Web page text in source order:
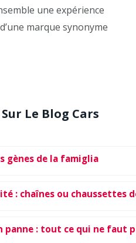
une expérience
marque synonyme
Le Blog Cars
gènes de la famiglia
: chaînes ou chaussettes
panne : tout ce qui ne faut